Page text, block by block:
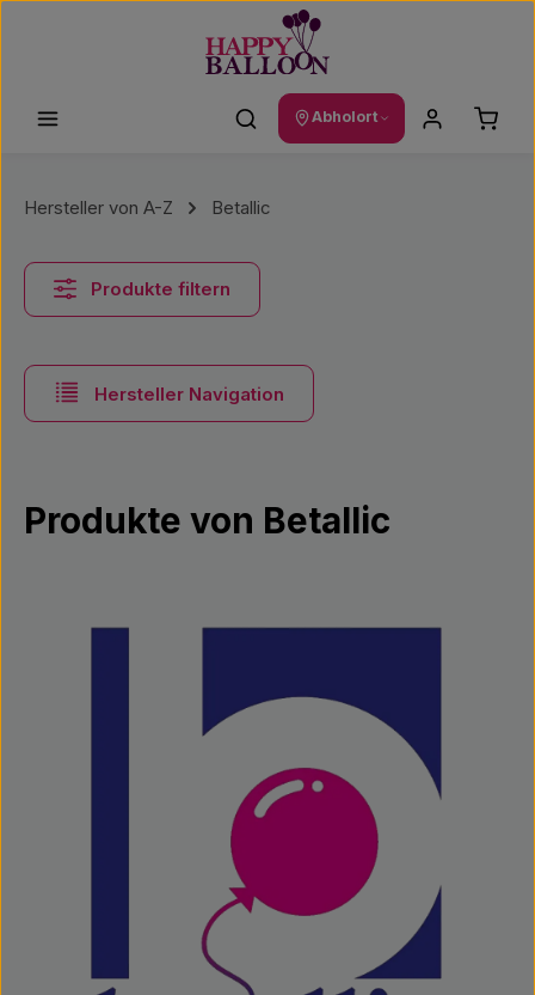
Abholort
Hersteller von A-Z Betallic
Produkte filtern
Hersteller Navigation
Produkte von Betallic